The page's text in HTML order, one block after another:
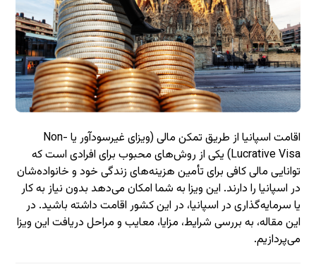
اقامت اسپانیا از طریق تمکن مالی (ویزای غیرسودآور یا Non-
Lucrative Visa) یکی از روش‌های محبوب برای افرادی است که
توانایی مالی کافی برای تأمین هزینه‌های زندگی خود و خانواده‌شان
در اسپانیا را دارند. این ویزا به شما امکان می‌دهد بدون نیاز به کار
یا سرمایه‌گذاری در اسپانیا، در این کشور اقامت داشته باشید. در
این مقاله، به بررسی شرایط، مزایا، معایب و مراحل دریافت این ویزا
می‌پردازیم.